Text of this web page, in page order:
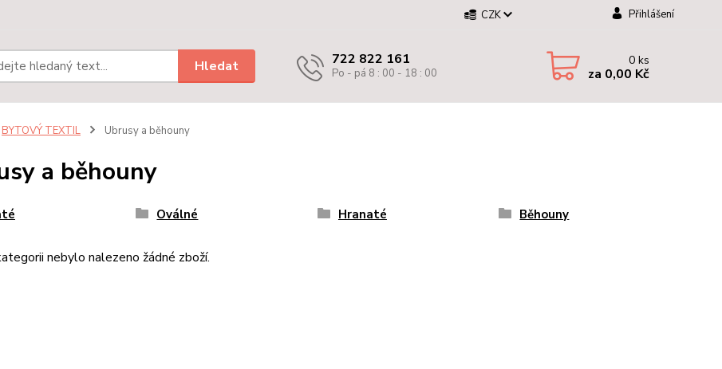
CZK Přihlášení
Hledat 722 822 161
Po - pá 8 : 00 - 18 : 00
0ks
za 0,00 Kč
BYTOVÝ TEXTIL Ubrusy a běhouny
a běhouny
Oválné Hranaté Běhouny
nebylo nalezeno žádné zboží.